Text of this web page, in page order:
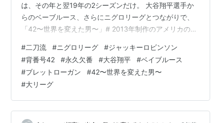
は、その年と翌19年の2シーズンだけ。 大谷翔平選手か
らのベーブルース、さらにニグロリーグとつながりで、
「42〜世界を変えた男〜」# 2013年制作のアメリカの映
リカ人初のメジャーリーガーとなったジャッキー・ロビ
ンソン#を描いた伝記映画。タイトルの「42」はロビン
ソンが付けていた背番号で、現在アメリカ・カナダの全
ての野球チーム（メジャーはもとより、マイナーリー
グ、独立リーグ、アマチュア野球に至るまで）で永久欠
番となっている。 …
#二刀流 #ニグロリーグ #ジャッキーロビンソン
#背番号42 #永久欠番 #大谷翔平 #ベイブルース
#ブレットローガン #42〜世界を変えた男〜
#大リーグ